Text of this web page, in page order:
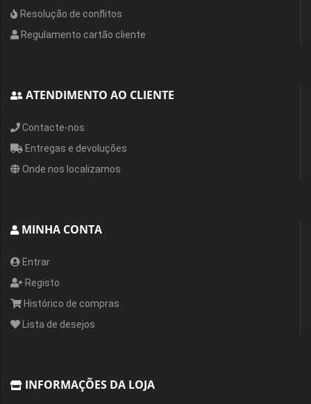
Resolução de conflitos
Regulamento cartão cliente
ATENDIMENTO AO CLIENTE
Contacte-nos
Entregas e devoluções
Onde nos localizamos
MINHA CONTA
Entrar
Registo
Histórico de compras
Lista de desejos
INFORMAÇÕES DA LOJA